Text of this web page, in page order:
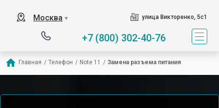
Москва ▼ улица Викторенко, 5с1
+7 (800) 302-40-76
Главная / Телефон / Note 11 / Замена разъема питания